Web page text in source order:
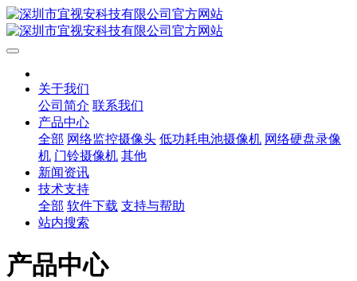
关于我们
公司简介 联系我们
产品中心
全部 网络监控摄像头 低功耗电池摄像机 网络硬盘录像
机 门铃摄像机 其他
新闻资讯
技术支持
全部 软件下载 支持与帮助
站内搜索
产品中心